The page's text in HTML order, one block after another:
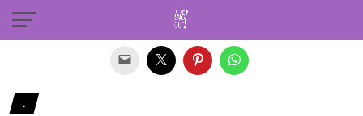
.
Sair da versão mobile